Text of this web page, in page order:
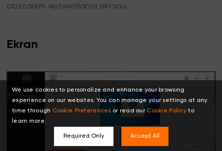
obszarem wyświetlania ekranu.
Ekran
We use cookies to personalize and enhance your browsing
experience on our websites. You can manage your settings at any
time through Cookie Preferences or read our Cookie Policyto
learn more.
Required Only Accept All